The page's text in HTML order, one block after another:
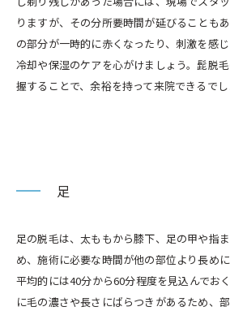
りますが、その分所要時間が延びることも
の部分が一時的に赤くなったり、刺激を感
冷却や保湿のケアを心がけましょう。髭脱
握することで、余裕を持って来院できるでし
足
足の脱毛は、太ももから膝下、足の甲や指
め、施術に必要な時間が他の部位より長めに
平均的には40分から60分程度を見込んでお
に毛の濃さや長さにばらつきがあるため、